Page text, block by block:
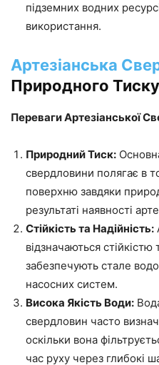
підземних водних
використання.
Артезіанська
Природного Тиску
Переваги Артезіанської
Природний Тиск:
свердловини полягає в
поверхню завдяки
результаті наявності
Стійкість та Надійність:
відзначаються
забезпечують стале
насосних систем.
Висока Якість Води:
свердловин часто
оскільки вона
час руху через глибокі